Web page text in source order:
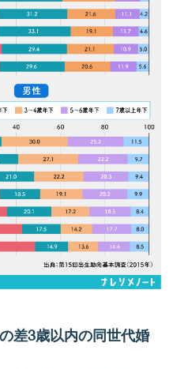
差3歳以内の同世代婚